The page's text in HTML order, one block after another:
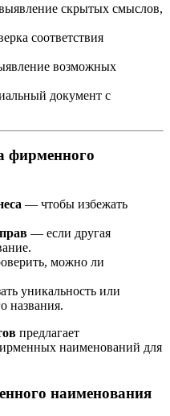
скрытых смыслов,
соответствия
возможных
документ с
фирменного
— чтобы избежать
— если другая
можно ли
уникальность или
названия.
предлагает
наименований для
наименования